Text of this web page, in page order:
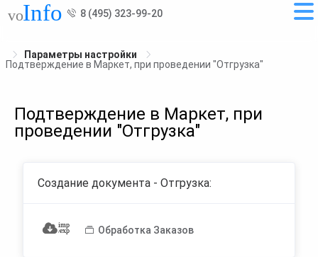
8 (495) 323-99-20
Параметры настройки
Подтверждение в Маркет, при проведении "Отгрузка"
Подтверждение в Маркет, при
проведении "Отгрузка"
Создание документа - Отгрузка:
Обработка Заказов